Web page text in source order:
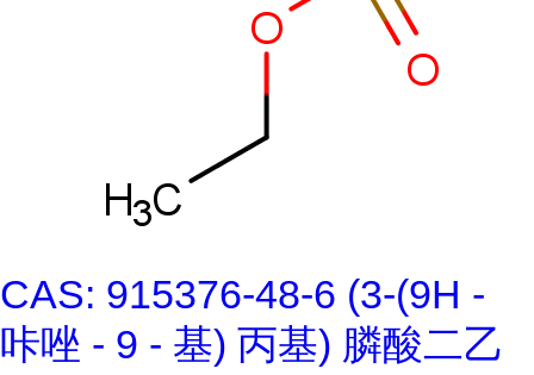
CAS: 915376-48-6 (3-(9H -
咔唑 - 9 - 基) 丙基) 膦酸二乙